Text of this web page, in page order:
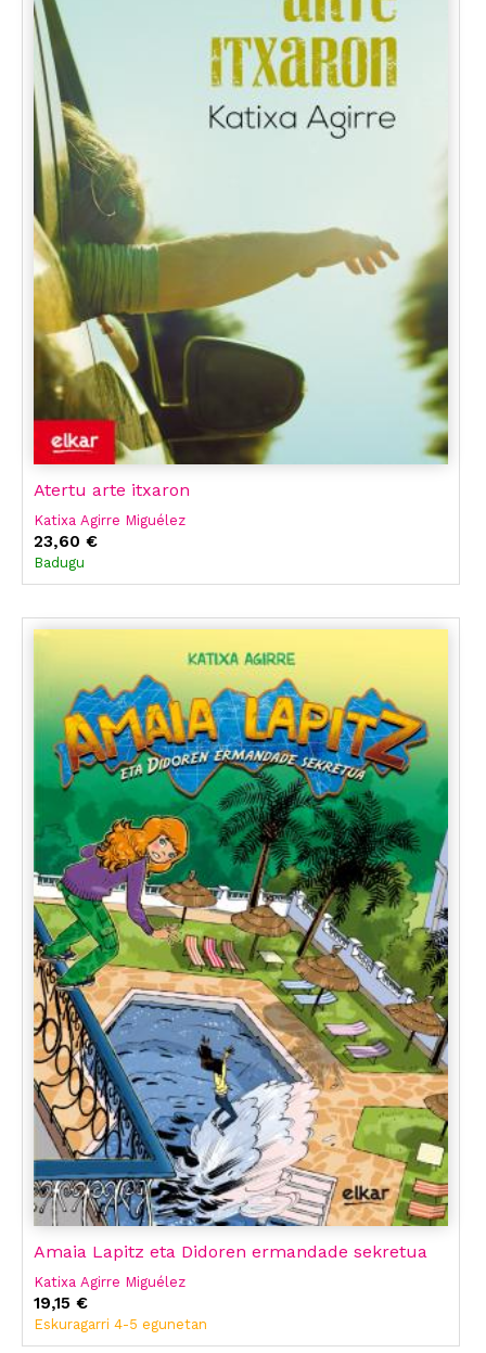
Atertu arte itxaron
Katixa Agirre Miguélez
23,60 €
Badugu
Amaia Lapitz eta Didoren ermandade sekretua
Katixa Agirre Miguélez
19,15 €
Eskuragarri 4-5 egunetan